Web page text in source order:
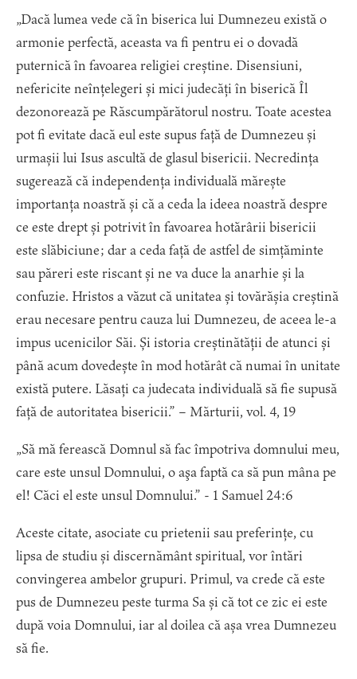
„Dacă lumea vede că în biserica lui Dumnezeu există o
armonie perfectă, aceasta va fi pentru ei o dovadă
puternică în favoarea religiei creștine. Disensiuni,
nefericite neînțelegeri și mici judecăți în biserică Îl
dezonorează pe Răscumpărătorul nostru. Toate acestea
pot fi evitate dacă eul este supus față de Dumnezeu și
urmașii lui Isus ascultă de glasul bisericii. Necredința
sugerează că independența individuală mărește
importanța noastră și că a ceda la ideea noastră despre
ce este drept și potrivit în favoarea hotărârii bisericii
este slăbiciune; dar a ceda față de astfel de simțăminte
sau păreri este riscant și ne va duce la anarhie și la
confuzie. Hristos a văzut că unitatea și tovărășia creștină
erau necesare pentru cauza lui Dumnezeu, de aceea le-a
impus ucenicilor Săi. Și istoria creștinătății de atunci și
până acum dovedește în mod hotărât că numai în unitate
există putere. Lăsați ca judecata individuală să fie supusă
față de autoritatea bisericii.” – Mărturii, vol. 4, 19
„Să mă ferească Domnul să fac împotriva domnului meu,
care este unsul Domnului, o aşa faptă ca să pun mâna pe
el! Căci el este unsul Domnului.” - 1 Samuel 24:6
Aceste citate, asociate cu prietenii sau preferințe, cu
lipsa de studiu și discernământ spiritual, vor întări
convingerea ambelor grupuri. Primul, va crede că este
pus de Dumnezeu peste turma Sa și că tot ce zic ei este
după voia Domnului, iar al doilea că așa vrea Dumnezeu
să fie.